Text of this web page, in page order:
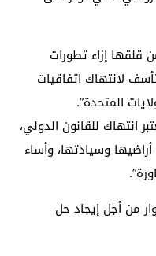
قلقها إزاء تطورات
لانتهاك اتفاقيات
المتحدة”.
انتهاك للقانون الدولي،
وسيادتها، وأساء
من أجل إيجاد حل